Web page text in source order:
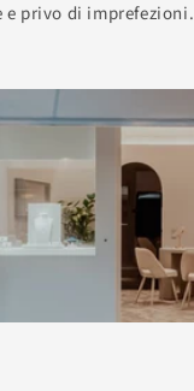
e privo di imprefezioni.